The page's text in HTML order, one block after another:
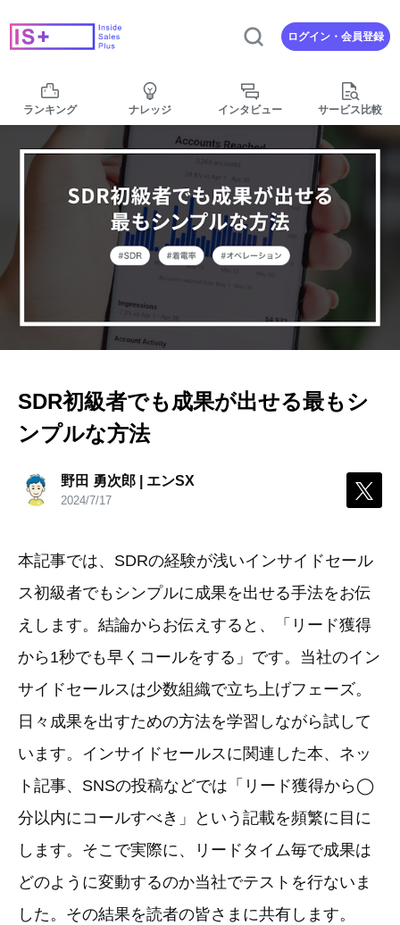
ログイン・会員登録
ランキング ナレッジ インタビュー サービス比較
SDR初級者でも成果が出せる最もシ
ンプルな方法
野田 勇次郎 | エンSX
2024/7/17
本記事では、SDRの経験が浅いインサイドセール
ス初級者でもシンプルに成果を出せる手法をお伝
えします。結論からお伝えすると、「リード獲得
から1秒でも早くコールをする」です。当社のイン
サイドセールスは少数組織で立ち上げフェーズ。
日々成果を出すための方法を学習しながら試して
います。インサイドセールスに関連した本、ネッ
ト記事、SNSの投稿などでは「リード獲得から◯
分以内にコールすべき」という記載を頻繁に目に
します。そこで実際に、リードタイム毎で成果は
どのように変動するのか当社でテストを行ないま
した。その結果を読者の皆さまに共有します。